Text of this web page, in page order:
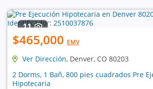
11
$465,000 EMV
Ver Dirección, Denver, CO 80203
2 Dorms, 1 Bañ, 800 pies cuadrados Pre
Hipotecaria